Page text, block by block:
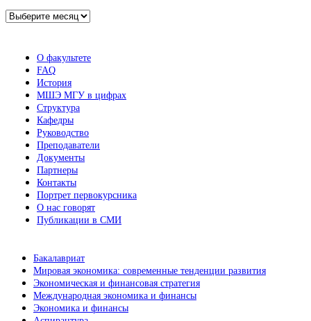
Архив
О факультете
FAQ
История
МШЭ МГУ в цифрах
Структура
Кафедры
Руководство
Преподаватели
Документы
Партнеры
Контакты
Портрет первокурсника
О нас говорят
Публикации в СМИ
Бакалавриат
Мировая экономика: современные тенденции развития
Экономическая и финансовая стратегия
Международная экономика и финансы
Экономика и финансы